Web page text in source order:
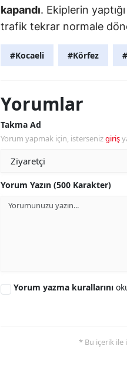
kapandı. Ekiplerin
trafik tekrar normale
#Kocaeli #Körfez
Yorumlar
Takma Ad
Yorum yapmak için, istersenizgiriş
Yorum Yazın (500 Karakter)
Yorum yazma kurallarını
* Bu içerik ile